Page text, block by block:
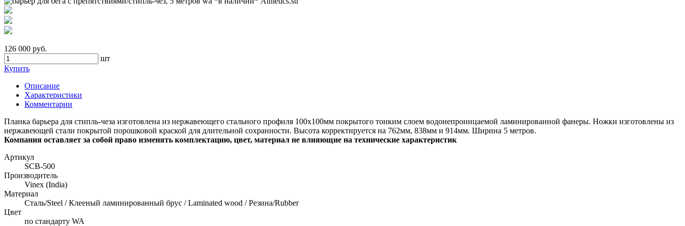
126 000 руб.
шт
Купить
Описание
Характеристики
Комментарии
Планка барьера для стипль-чеза изготовлена из нержавеющего стального профиля 100х100мм покрытого тонким слоем водонепроницаемой ламинированной фанеры. Ножки изготовлены из
нержавеющей стали покрытой порошковой краской для длительной сохранности. Высота корректируется на 762мм, 838мм и 914мм. Ширина 5 метров.
Компания оставляет за собой право изменять комплектацию, цвет, материал не влияющие на технические характеристик
Артикул
SCB-500
Производитель
Vinex (India)
Материал
Сталь/Steel / Клееный ламинированный брус / Laminated wood / Резина/Rubber
Цвет
по стандарту WA